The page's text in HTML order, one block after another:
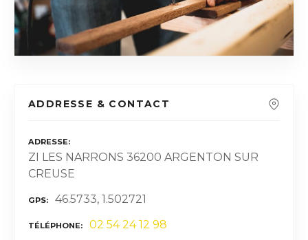
ADDRESSE & CONTACT
ADRESSE
ZI LES NARRONS 36200 ARGENTON SUR
CREUSE
GPS 46.5733, 1.502721
TÉLÉPHONE 02 54 24 12 98